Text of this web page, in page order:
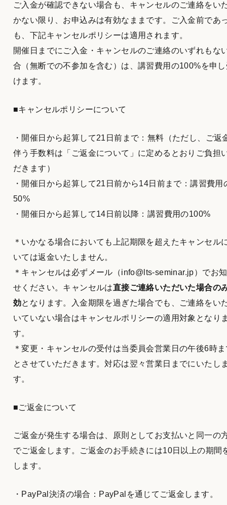
ご入金が確認できない場合も、キャンセルのご連絡をい
かない限り、お申込みは有効なままです。ご入金前であ
も、下記キャンセルポリシーは適用されます。
開催日までにご入金・キャンセルのご連絡のいずれもな
合（無断での不参加を含む）は、講習費用の100%を申
けます。
■キャンセルポリシーについて
・開催日から起算して21日前まで：無料（ただし、ご返
伴う手数料は「ご返金について」に定めるとおりご負担
だきます）
・開催日から起算して21日前から14日前まで：講習費用
50%
・開催日から起算して14日前以降：講習費用の100%
＊いかなる場合においても上記期限を超えたキャンセル
いては返金いたしません。
＊キャンセルは必ずメール（info@lts-seminar.jp）でお
せください。キャンセルは直接ご連絡いただいた場合の
効となります。入金期限を過ぎた場合でも、ご連絡をい
いていない場合はキャンセルポリシーの適用対象となり
す。
＊変更・キャンセルの受付は当委員会営業日の午後6時
とさせていただきます。対応は翌々営業日までにいたし
す。
■ご返金について
ご返金が発生する場合は、原則としてお支払いと同一の
でご返金します。ご返金のお手続きには10日以上の期間
します。
・PayPal決済の場合：PayPalを通じてご返金します。